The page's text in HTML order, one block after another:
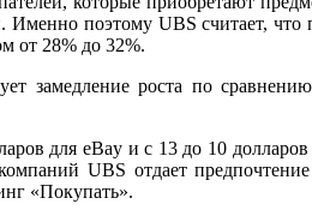
Именно поэтому UBS считает,
от 28% до 32%.
замедление роста по
для eBay и с 13 до 10
UBS отдает
«Покупать».